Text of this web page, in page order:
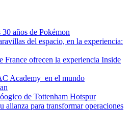
años de Pokémon
del espacio, en la experiencia:
France ofrecen la experiencia Inside
Academy en el mundo
de Tottenham Hotspur
para transformar operaciones